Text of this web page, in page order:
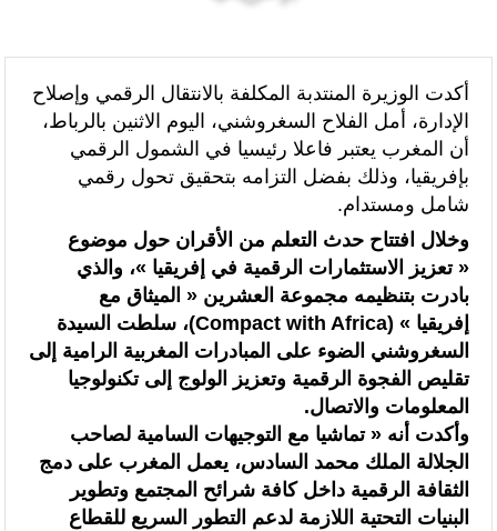
شمال إفريقيا والساحل وغرب إفريقيا (ANSCO) .(بيان صحفي )
قراءة سوسيولوجية :أزمة العبور الجماعي الأخيرة نحو سبتة تكشف عن موت
التاطير الحزبي وهيمنة الخوارزميات والصفحات الافتراضية
القوات المسلحة الملكية .. جاهزية عملياتية وتدخلات جوية منسقة لمكافحة
حرائق الغابات
تدبير ملف الهجرة “مسؤولية مشتركة” والمغرب “تحمل دوما نصيبه منها”
(مصدر حكومي)
برقية تهنئة إلى جلالة الملك من المدير العام لمنظمة “إيسيسكو” بمناسبة عيد
العرش المجيد
المنتخب المغربي للسيدات يتأهل إلى ربع النهائي عقب تعادله أمام نظيره
السنغالي (0-0)
أكدت الوزيرة المنتدبة المكلفة بالانتقال الرقمي وإصلاح
الإدارة، أمل الفلاح السغروشني، اليوم الاثنين بالرباط،
أن المغرب يعتبر فاعلا رئيسيا في الشمول الرقمي
بإفريقيا، وذلك بفضل التزامه بتحقيق تحول رقمي
شامل ومستدام.
وخلال افتتاح حدث التعلم من الأقران حول موضوع
« تعزيز الاستثمارات الرقمية في إفريقيا »، والذي
بادرت بتنظيمه مجموعة العشرين « الميثاق مع
إفريقيا » (Compact with Africa)، سلطت السيدة
السغروشني الضوء على المبادرات المغربية الرامية إلى
تقليص الفجوة الرقمية وتعزيز الولوج إلى تكنولوجيا
المعلومات والاتصال.
وأكدت أنه « تماشيا مع التوجيهات السامية لصاحب
الجلالة الملك محمد السادس، يعمل المغرب على دمج
الثقافة الرقمية داخل كافة شرائح المجتمع وتطوير
البنيات التحتية اللازمة لدعم التطور السريع للقطاع